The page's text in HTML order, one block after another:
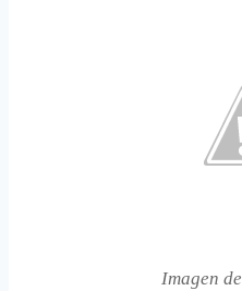
Imagen de